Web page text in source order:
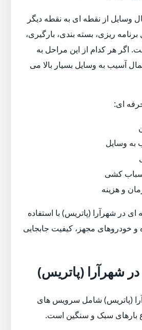
وسایل از نقطه ای به نقطه دیگر
ریزی، بسته بندی، بارگیری،
اگر هر کدام از این مراحل به
آسیب به وسایل بسیار بالا می
ای:
به وسایل
کشی
و هزینه
در شهرآرا (پاتریس) با استفاده
و خودروهای مجهز، کیفیت جابجایی
شهرآرا (پاتریس)
(پاتریس) شامل سرویس های
بارهای سبک و سنگین است.